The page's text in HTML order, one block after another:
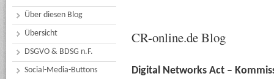
Über diesen Blog
Übersicht
DSGVO & BDSG n.F.
Social-Media-Buttons
CR-online.de Blog
Digital Networks Act –